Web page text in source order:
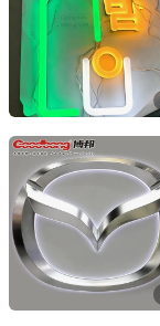
Jiangsu,
Shanghai
Shanghai,